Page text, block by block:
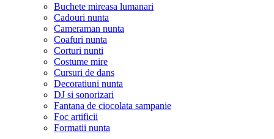
Buchete mireasa lumanari
Cadouri nunta
Cameraman nunta
Coafuri nunta
Corturi nunti
Costume mire
Cursuri de dans
Decoratiuni nunta
DJ si sonorizari
Fantana de ciocolata sampanie
Foc artificii
Formatii nunta